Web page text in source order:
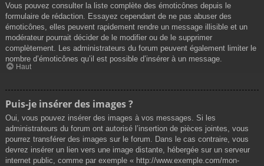
Vous pouvez consulter la liste complète des émoticônes depuis le
formulaire de rédaction. Essayez cependant de ne pas abuser des
émoticônes, elles peuvent rapidement rendre un message illisible et un
modérateur pourrait décider de le modifier ou de le supprimer
complètement. Les administrateurs du forum peuvent également limiter le
nombre d’émoticônes qu’il est possible d’insérer à un message.
Haut
Puis-je insérer des images ?
Oui, vous pouvez insérer des images à vos messages. Si les
administrateurs du forum ont autorisé l’insertion de pièces jointes, vous
pourrez transférer des images sur le forum. Dans le cas contraire, vous
devrez insérer un lien vers une image distante, hébergée sur un serveur
internet public, comme par exemple « http://www.exemple.com/mon-